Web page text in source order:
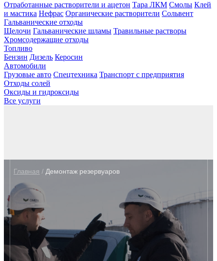
Отработанные растворители и ацетон Тара ЛКМ Смолы Клей
и мастика Нефрас Органические растворители Сольвент
Гальванические отходы
Щелочи Гальванические шламы Травильные растворы
Хромсодержащие отходы
Топливо
Бензин Дизель Керосин
Автомобили
Грузовые авто Спецтехника Транспорт с предприятия
Отходы солей
Оксиды и гидроксиды
Все услуги
Главная / Демонтаж резервуаров